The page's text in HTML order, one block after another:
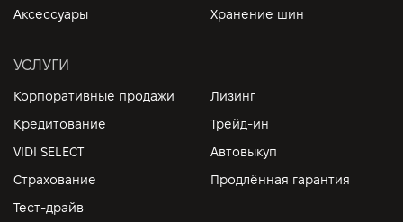
Аксессуары
Хранение шин
УСЛУГИ
Корпоративные продажи
Лизинг
Кредитование
Трейд-ин
VIDI SELECT
Автовыкуп
Страхование
Продлённая гарантия
Тест-драйв